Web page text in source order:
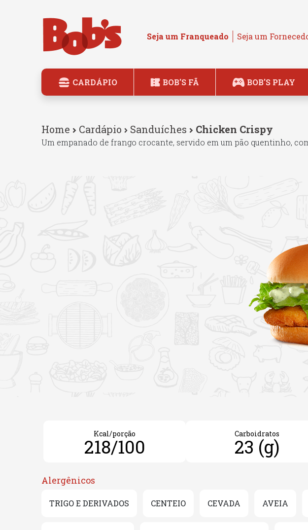
Seja um Franqueado Seja um
CARDÁPIO BOB'S FÃ BOB'S PLAY
Home Cardápio Sanduíches Chicken Crispy
Um empanado de frango crocante, servido em um pão quentinho,
Kcal/porção
218/100
Carboidratos
23 (g)
Alergênicos
TRIGO E DERIVADOS CENTEIO CEVADA AVEIA